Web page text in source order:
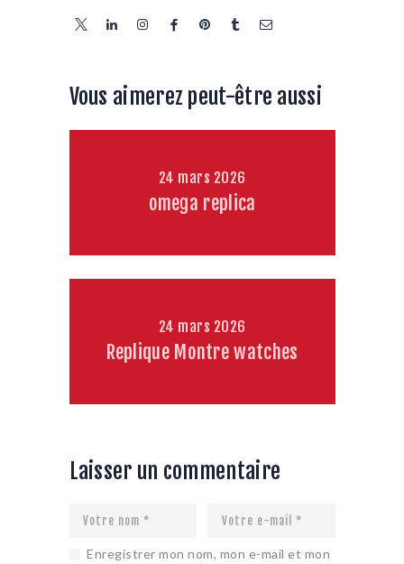
Vous aimerez peut-être aussi
24 mars 2026
omega replica
24 mars 2026
Replique Montre watches
Laisser un commentaire
Enregistrer mon nom, mon e-mail et mon